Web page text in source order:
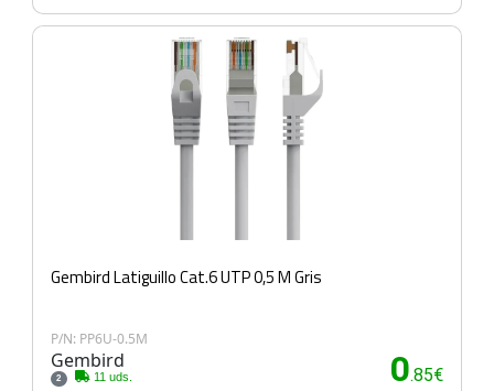
Gembird Latiguillo Cat.6 UTP 0,5 M Gris
P/N: PP6U-0.5M
Gembird
2 11 uds. 0.85€